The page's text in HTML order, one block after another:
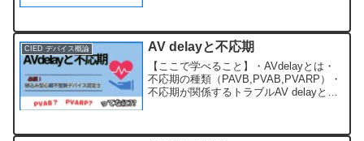
圧、動脈硬化、心筋梗塞、不整脈などが
含まれます。これらの疾患は...
CIED デバイス概論 AV delayと不応期
【ここで学べること】・AVdelayとは・
不応期の種類（PAVB,PVAB,PVARP）・
不応期が関係するトラブルAV delayと不
が充填されるための時間です...